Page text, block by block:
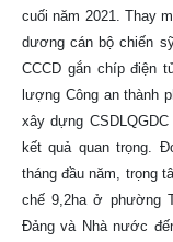
cuối năm 2021. Thay
dương cán bộ chiến
CCCD gắn chíp điện
lượng Công an thành
xây dựng
kết quả quan trọng.
tháng đầu năm, trọng
chế 9,2ha ở phường
Đảng và Nhà nước